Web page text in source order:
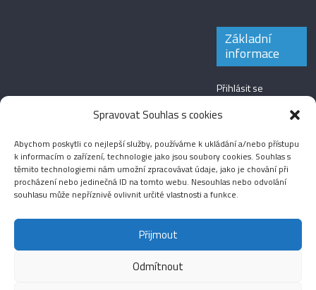
Spravovat Souhlas s cookies
Abychom poskytli co nejlepší služby, používáme k ukládání a/nebo přístupu
k informacím o zařízení, technologie jako jsou soubory cookies. Souhlas s
těmito technologiemi nám umožní zpracovávat údaje, jako je chování při
procházení nebo jedinečná ID na tomto webu. Nesouhlas nebo odvolání
souhlasu může nepříznivě ovlivnit určité vlastnosti a funkce.
Přijmout
Odmítnout
Základní
informace
Přihlásit se
Zdroj kanálů
Kanál komentářů
Česká lokalizace
Fotografie Audio